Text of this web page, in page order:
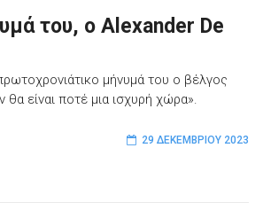
του, ο Alexander De
μήνυμά του ο βέλγος
είναι ποτέ μια ισχυρή χώρα».
29 ΔΕΚΕΜΒΡΊΟΥ 2023